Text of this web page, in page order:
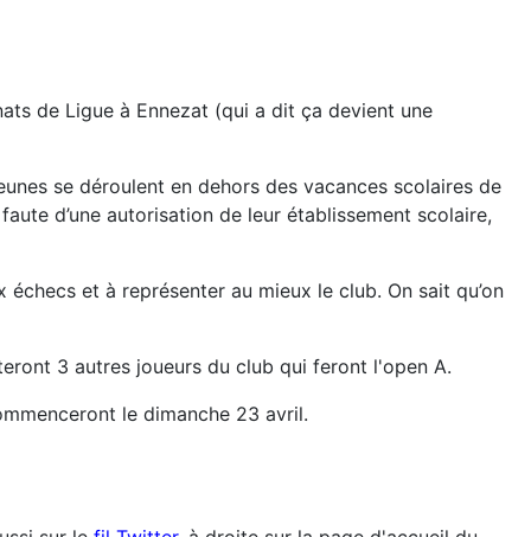
de Ligue à Ennezat (qui a dit ça devient une
se déroulent en dehors des vacances scolaires de
d’une autorisation de leur établissement scolaire,
et à représenter au mieux le club. On sait qu’on
3 autres joueurs du club qui feront l'open A.
le dimanche 23 avril.